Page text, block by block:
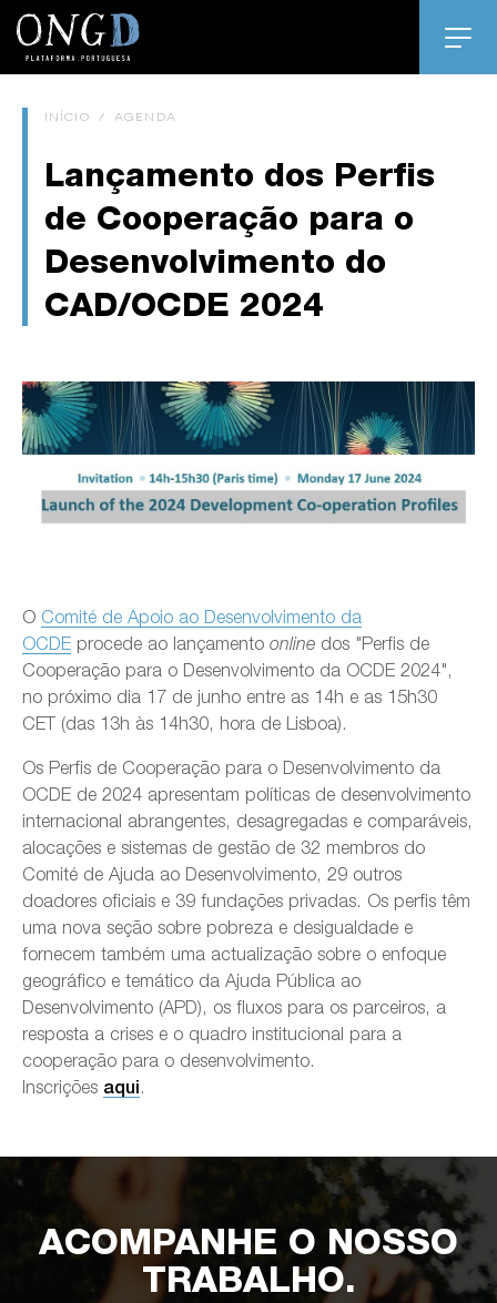
INÍCIO / AGENDA
Lançamento dos Perfis
de Cooperação para o
Desenvolvimento do
CAD/OCDE 2024
O Comité de Apoio ao Desenvolvimento da
OCDE procede ao lançamento online dos "Perfis de
Cooperação para o Desenvolvimento da OCDE 2024",
no próximo dia 17 de junho entre as 14h e as 15h30
CET (das 13h às 14h30, hora de Lisboa).
Os Perfis de Cooperação para o Desenvolvimento da
OCDE de 2024 apresentam políticas de desenvolvimento
internacional abrangentes, desagregadas e comparáveis,
alocações e sistemas de gestão de 32 membros do
Comité de Ajuda ao Desenvolvimento, 29 outros
doadores oficiais e 39 fundações privadas. Os perfis têm
uma nova seção sobre pobreza e desigualdade e
fornecem também uma actualização sobre o enfoque
geográfico e temático da Ajuda Pública ao
Desenvolvimento (APD), os fluxos para os parceiros, a
resposta a crises e o quadro institucional para a
cooperação para o desenvolvimento.
Inscrições aqui.
ACOMPANHE O NOSSO
TRABALHO.